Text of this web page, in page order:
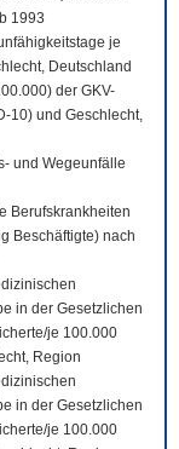
1993
je
Deutschland
der GKV-
10) und Geschlecht,
und Wegeunfälle
Berufskrankheiten
Beschäftigte) nach
in der Gesetzlichen
je 100.000
Region
in der Gesetzlichen
je 100.000